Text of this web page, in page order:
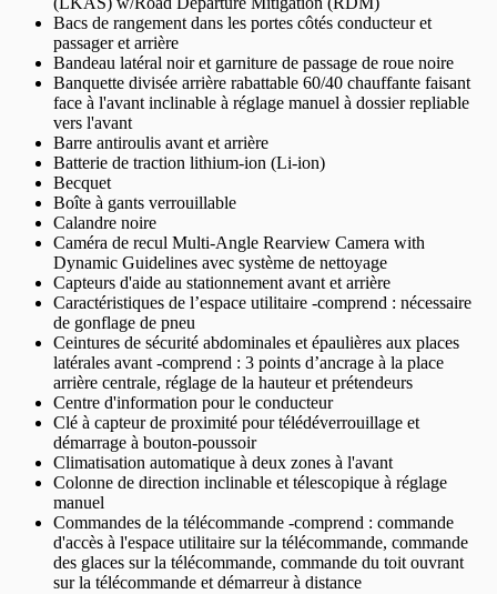
Bacs de rangement dans les portes côtés conducteur et
passager et arrière
Bandeau latéral noir et garniture de passage de roue noire
Banquette divisée arrière rabattable 60/40 chauffante faisant
face à l'avant inclinable à réglage manuel à dossier repliable
vers l'avant
Barre antiroulis avant et arrière
Batterie de traction lithium-ion (Li-ion)
Becquet
Boîte à gants verrouillable
Calandre noire
Caméra de recul Multi-Angle Rearview Camera with
Dynamic Guidelines avec système de nettoyage
Capteurs d'aide au stationnement avant et arrière
Caractéristiques de l’espace utilitaire -comprend : nécessaire
de gonflage de pneu
Ceintures de sécurité abdominales et épaulières aux places
latérales avant -comprend : 3 points d’ancrage à la place
arrière centrale, réglage de la hauteur et prétendeurs
Centre d'information pour le conducteur
Clé à capteur de proximité pour télédéverrouillage et
démarrage à bouton-poussoir
Climatisation automatique à deux zones à l'avant
Colonne de direction inclinable et télescopique à réglage
manuel
Commandes de la télécommande -comprend : commande
d'accès à l'espace utilitaire sur la télécommande, commande
des glaces sur la télécommande, commande du toit ouvrant
sur la télécommande et démarreur à distance